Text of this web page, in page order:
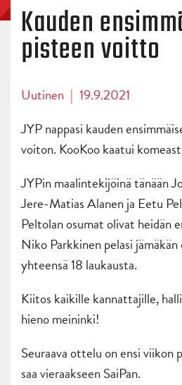
Kauden
pisteen voitto
Uutinen | 19.9.2021
JYP nappasi kauden
voiton. KooKoo kaatui
JYPin maalintekijöinä tänään
Jere-Matias Alanen ja Eetu
Peltolan osumat olivat heidän
Niko Parkkinen pelasi
yhteensä 18 laukausta.
Kiitos kaikille kannattajille,
hieno meininki!
Seuraava ottelu on ensi viikon
saa vieraakseen SaiPan.